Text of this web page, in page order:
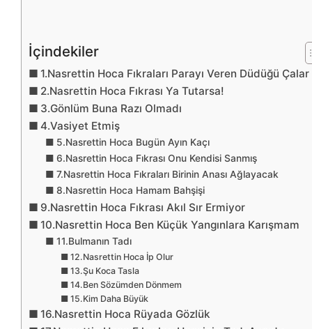
İçindekiler
1.Nasrettin Hoca Fıkraları Parayı Veren Düdüğü Çalar
2.Nasrettin Hoca Fıkrası Ya Tutarsa!
3.Gönlüm Buna Razı Olmadı
4.Vasiyet Etmiş
5.Nasrettin Hoca Bugün Ayın Kaçı
6.Nasrettin Hoca Fıkrası Onu Kendisi Sanmış
7.Nasrettin Hoca Fıkraları Birinin Anası Ağlayacak
8.Nasrettin Hoca Hamam Bahşişi
9.Nasrettin Hoca Fıkrası Akıl Sır Ermiyor
10.Nasrettin Hoca Ben Küçük Yangınlara Karışmam
11.Bulmanın Tadı
12.Nasrettin Hoca İp Olur
13.Şu Koca Tasla
14.Ben Sözümden Dönmem
15.Kim Daha Büyük
16.Nasrettin Hoca Rüyada Gözlük